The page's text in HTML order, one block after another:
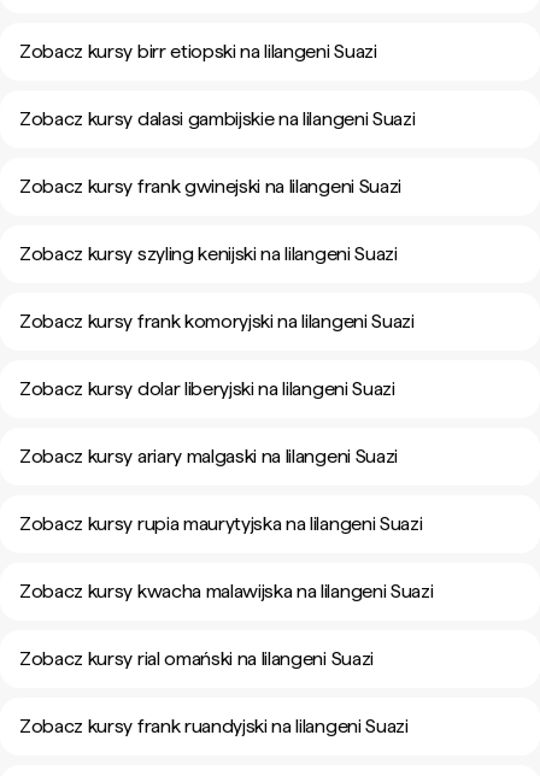
Zobacz kursy birr etiopski na lilangeni Suazi
Zobacz kursy dalasi gambijskie na lilangeni Suazi
Zobacz kursy frank gwinejski na lilangeni Suazi
Zobacz kursy szyling kenijski na lilangeni Suazi
Zobacz kursy frank komoryjski na lilangeni Suazi
Zobacz kursy dolar liberyjski na lilangeni Suazi
Zobacz kursy ariary malgaski na lilangeni Suazi
Zobacz kursy rupia maurytyjska na lilangeni Suazi
Zobacz kursy kwacha malawijska na lilangeni Suazi
Zobacz kursy rial omański na lilangeni Suazi
Zobacz kursy frank ruandyjski na lilangeni Suazi